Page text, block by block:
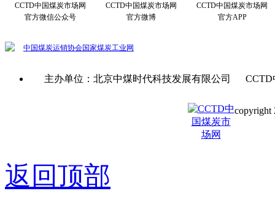
CCTD中国煤炭市场网
官方微信公众号
CCTD中国煤炭市场网
官方微博
CCTD中国煤炭市场网
官方APP
中国煤炭运销协会国家煤炭工业网
主办单位：北京中煤时代科技发展有限公司
copyright
返回顶部